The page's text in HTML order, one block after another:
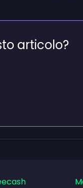
articolo?